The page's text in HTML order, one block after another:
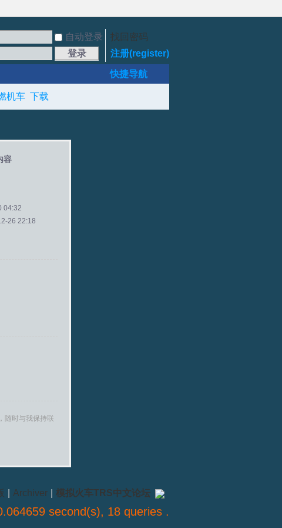
自动登录
找回密码
登录 注册(register)
快捷导航
机车 下载
容
04:32
26 22:18
随时与我保持联
Archiver 模拟火车TRS中文论坛
second(s), 18 queries .